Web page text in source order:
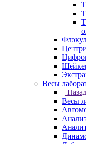
Весы
Назад
Весы